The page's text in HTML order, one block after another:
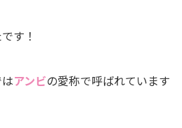
す！
アンビの愛称で呼ばれています